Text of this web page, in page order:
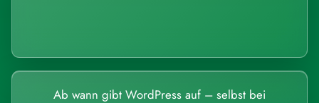
Ab wann gibt WordPress auf – selbst bei